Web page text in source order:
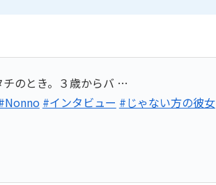
のとき。３歳からバ …
#インタビュー #じゃない方の彼女